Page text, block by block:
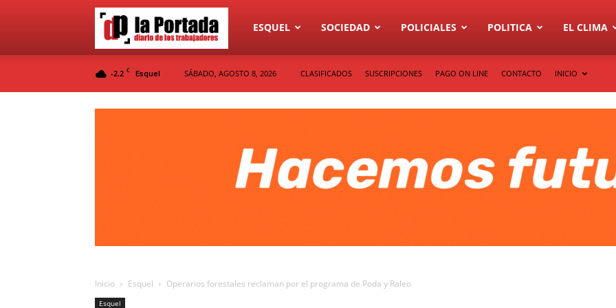
Diario
ESQUEL SOCIEDAD POLICIALES POLITICA EL CLIMA
-2.2 C Esquel SÁBADO, AGOSTO 8, 2026 CLASIFICADOS SUSCRIPCIONES PAGO ON LINE CONTACTO INICIO
Inicio Esquel Operarios forestales reclaman por el programa de Poda y Raleo
Esquel